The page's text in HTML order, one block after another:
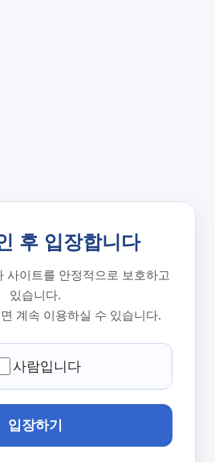
후 입장합니다
사이트를 안정적으로 보호하고
있습니다.
계속 이용하실 수 있습니다.
사람입니다
입장하기